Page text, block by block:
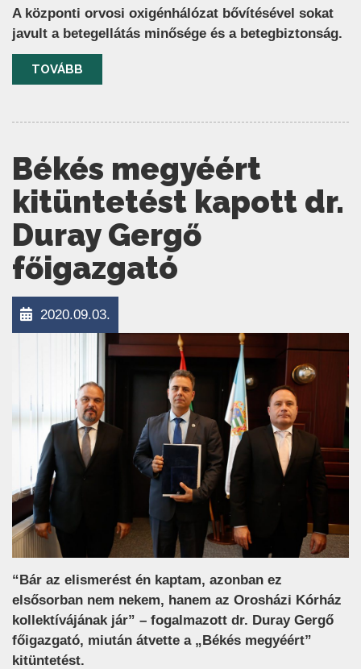
A központi orvosi oxigénhálózat bővítésével sokat
javult a betegellátás minősége és a betegbiztonság.
TOVÁBB
Békés megyéért
kitüntetést kapott dr.
Duray Gergő
főigazgató
2020.09.03.
“Bár az elismerést én kaptam, azonban ez
elsősorban nem nekem, hanem az Orosházi Kórház
kollektívájának jár” – fogalmazott dr. Duray Gergő
főigazgató, miután átvette a „Békés megyéért”
kitüntetést.